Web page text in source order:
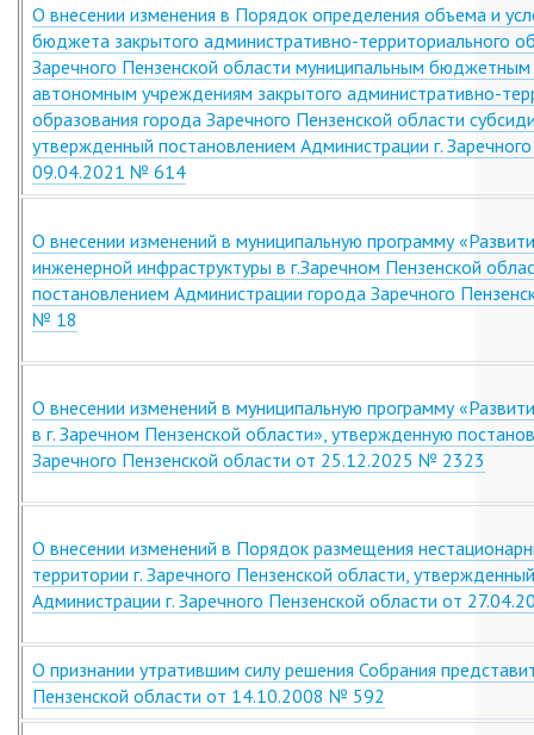
О внесении изменения в Порядок определения объема и
бюджета закрытого административно-территориального
Заречного Пензенской области муниципальным
автономным учреждениям закрытого административно-
образования города Заречного Пензенской области
утвержденный постановлением Администрации г.
09.04.2021 № 614
О внесении изменений в муниципальную программу
инженерной инфраструктуры в г.Заречном Пензенской
постановлением Администрации города Заречного
№ 18
О внесении изменений в муниципальную программу
в г. Заречном Пензенской области», утвержденную
Заречного Пензенской области от 25.12.2025 № 2323
О внесении изменений в Порядок размещения
территории г. Заречного Пензенской области,
Администрации г. Заречного Пензенской области от
О признании утратившим силу решения Собрания
Пензенской области от 14.10.2008 № 592